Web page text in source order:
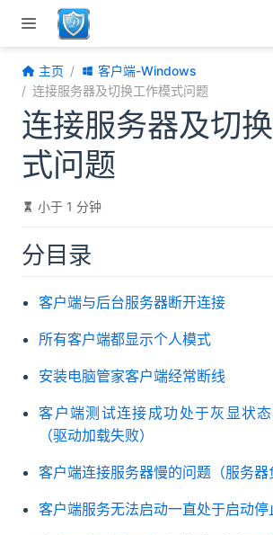
跳至主要內容
主页
客户端-Windows
连接服务器及切换工作模式问题
连接服务器及切
式问题
小于 1 分钟
分目录
客户端与后台服务器断开连接
所有客户端都显示个人模式
安装电脑管家客户端经常断线
客户端测试连接成功处于灰显状
（驱动加载失败）
客户端连接服务器慢的问题（服务器
客户端服务无法启动一直处于启动停